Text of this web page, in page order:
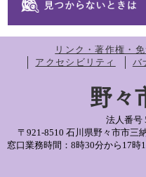
リンク・著作権・
アクセシビリティ
バ
野々
法人番号
〒921-8510 石川県野々市市三
窓口業務時間：8時30分から17時